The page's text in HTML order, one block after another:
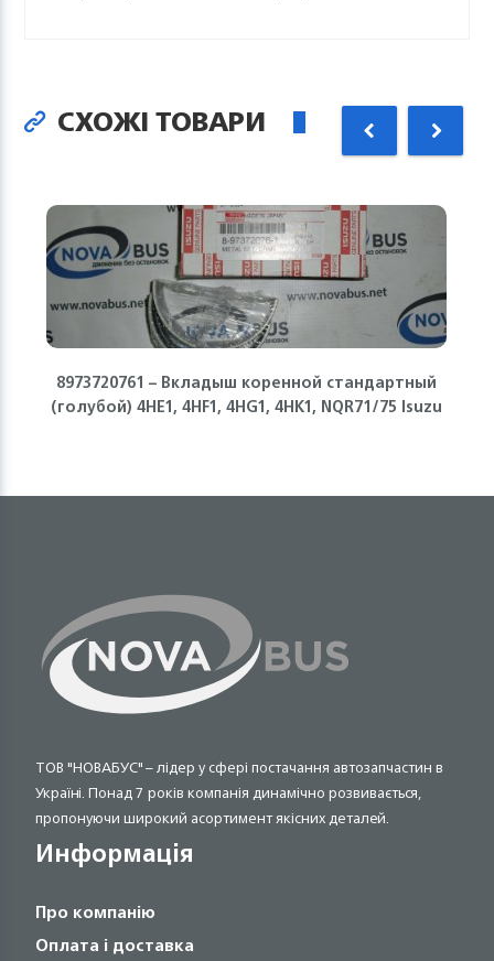
СХОЖІ ТОВАРИ
8973720761 – Вкладыш коренной стандартный
(голубой) 4HE1, 4HF1, 4HG1, 4HK1, NQR71/75 Isuzu
ТОВ "НОВАБУС" – лідер у сфері постачання автозапчастин в
Україні. Понад 7 років компанія динамічно розвивається,
пропонуючи широкий асортимент якісних деталей.
Информація
Про компанію
Оплата і доставка